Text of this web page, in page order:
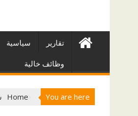
تقارير سياسية
وظائف خالية
You are here
Home